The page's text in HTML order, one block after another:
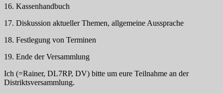
16. Kassenhandbuch
17. Diskussion aktueller Themen, allgemeine Aussprache
18. Festlegung von Terminen
19. Ende der Versammlung
Ich (=Rainer, DL7RP, DV) bitte um eure Teilnahme an der
Distriktsversammlung.